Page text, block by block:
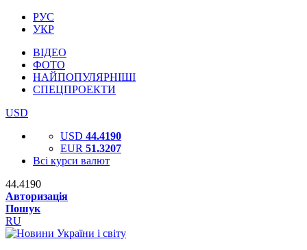
РУС
УКР
ВІДЕО
ФОТО
НАЙПОПУЛЯРНІШІ
СПЕЦПРОЕКТИ
USD
USD 44.4190
EUR 51.3207
Всі курси валют
44.4190
Авторизація
Пошук
RU